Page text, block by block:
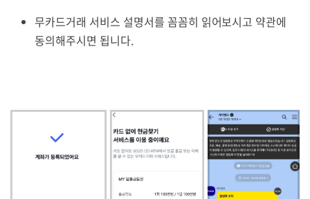
무카드거래 서비스 설명서를 꼼꼼히 읽어보시고 약관에
동의해주시면 됩니다.